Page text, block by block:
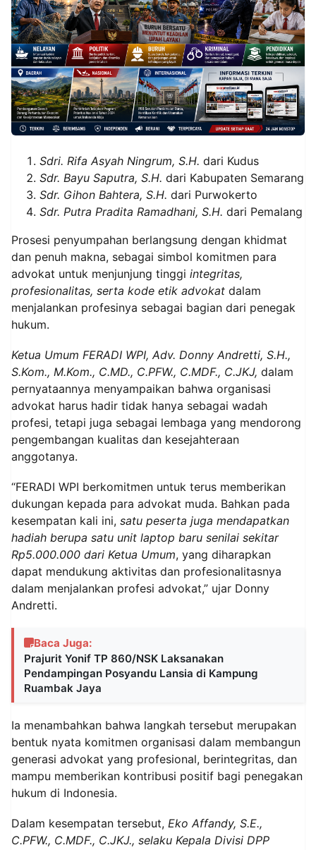
Sdri. Rifa Asyah Ningrum, S.H. dari Kudus
Sdr. Bayu Saputra, S.H. dari Kabupaten Semarang
Sdr. Gihon Bahtera, S.H. dari Purwokerto
Sdr. Putra Pradita Ramadhani, S.H. dari Pemalang
Prosesi penyumpahan berlangsung dengan khidmat
dan penuh makna, sebagai simbol komitmen para
advokat untuk menjunjung tinggi integritas,
profesionalitas, serta kode etik advokat dalam
menjalankan profesinya sebagai bagian dari penegak
hukum.
Ketua Umum FERADI WPI, Adv. Donny Andretti, S.H.,
S.Kom., M.Kom., C.MD., C.PFW., C.MDF., C.JKJ, dalam
pernyataannya menyampaikan bahwa organisasi
advokat harus hadir tidak hanya sebagai wadah
profesi, tetapi juga sebagai lembaga yang mendorong
pengembangan kualitas dan kesejahteraan
anggotanya.
“FERADI WPI berkomitmen untuk terus memberikan
dukungan kepada para advokat muda. Bahkan pada
kesempatan kali ini, satu peserta juga mendapatkan
hadiah berupa satu unit laptop baru senilai sekitar
Rp5.000.000 dari Ketua Umum, yang diharapkan
dapat mendukung aktivitas dan profesionalitasnya
dalam menjalankan profesi advokat,” ujar Donny
Andretti.
Baca Juga:
Prajurit Yonif TP 860/NSK Laksanakan
Pendampingan Posyandu Lansia di Kampung
Ruambak Jaya
Ia menambahkan bahwa langkah tersebut merupakan
bentuk nyata komitmen organisasi dalam membangun
generasi advokat yang profesional, berintegritas, dan
mampu memberikan kontribusi positif bagi penegakan
hukum di Indonesia.
Dalam kesempatan tersebut, Eko Affandy, S.E.,
C.PFW., C.MDF., C.JKJ., selaku Kepala Divisi DPP